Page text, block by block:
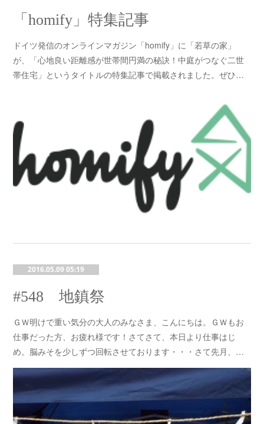
「homify」特集記事
ドイツ発信のオンラインマガジン「homify」に「若草の家」
が、「心地良い距離感が世帯間円満の秘訣！中庭がつなぐ二世
帯住宅」というタイトルの特集記事で掲載されました。ぜひ…
2016.05.09 05:19
#548 地鎮祭
ＧＷ明けで重い気分の大人のみなさま、こんにちは。ＧＷもお
仕事だった方、お疲れ様です！さてさて、本日より仕事はじ
め。脳みそを少しずつ回転させております・・・さて先月、…